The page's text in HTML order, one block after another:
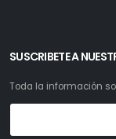
SUSCRIBETE A
Toda la información